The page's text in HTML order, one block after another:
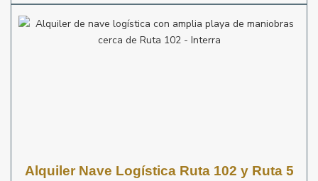
Alquiler Nave Logística Ruta 102 y Ruta 5